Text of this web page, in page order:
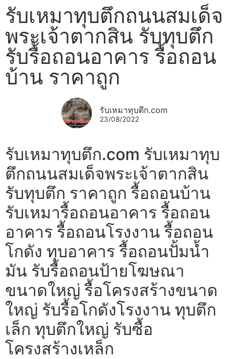
รับเหมาทุบตึกถนนสมเด็จ
พระเจ้าตากสิน รับทุบตึก
รับรื้อถอนอาคาร รื้อถอน
บ้าน ราคาถูก
รับเหมาทุบตึก.com
23/08/2022
รับเหมาทุบตึก.com รับเหมาทุบ
ตึกถนนสมเด็จพระเจ้าตากสิน
รับทุบตึก ราคาถูก รื้อถอนบ้าน
รับเหมารื้อถอนอาคาร รื้อถอน
อาคาร รื้อถอนโรงงาน รื้อถอน
โกดัง ทุบอาคาร รื้อถอนปั้มน้ำ
มัน รับรื้อถอนป้ายโฆษณา
ขนาดใหญ่ รื้อโครงสร้างขนาด
ใหญ่ รับรื้อโกดังโรงงาน ทุบตึก
เล็ก ทุบตึกใหญ่ รับซื้อ
โครงสร้างเหล็ก